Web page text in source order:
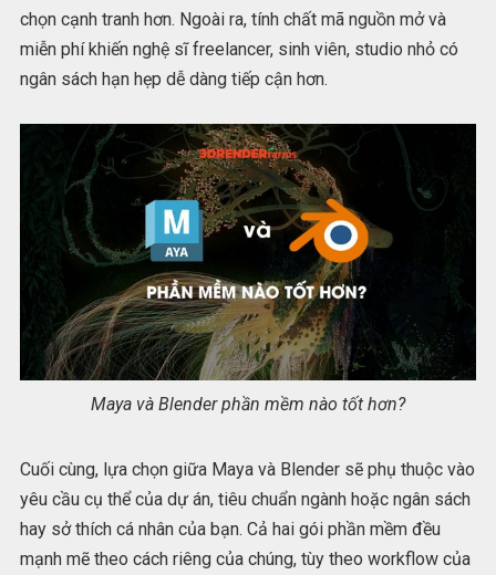
chọn cạnh tranh hơn. Ngoài ra, tính chất mã nguồn mở và
miễn phí khiến nghệ sĩ freelancer, sinh viên, studio nhỏ có
ngân sách hạn hẹp dễ dàng tiếp cận hơn.
Maya và Blender phần mềm nào tốt hơn?
Cuối cùng, lựa chọn giữa Maya và Blender sẽ phụ thuộc vào
yêu cầu cụ thể của dự án, tiêu chuẩn ngành hoặc ngân sách
hay sở thích cá nhân của bạn. Cả hai gói phần mềm đều
mạnh mẽ theo cách riêng của chúng, tùy theo workflow của